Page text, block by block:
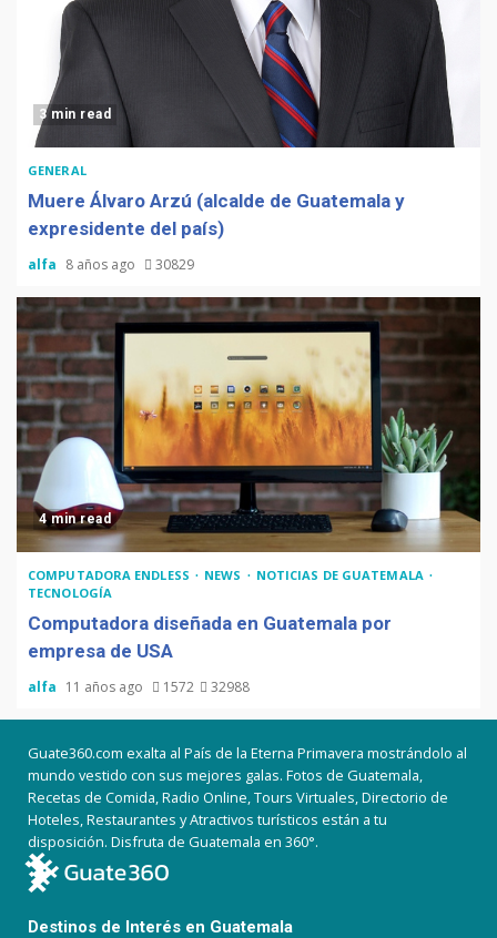
3 min read
GENERAL
Muere Álvaro Arzú (alcalde de Guatemala y
expresidente del país)
alfa 8 años ago 30829
4 min read
COMPUTADORA ENDLESS NEWS
NOTICIAS DE GUATEMALA
TECNOLOGÍA
Computadora diseñada en Guatemala por
empresa de USA
alfa 11 años ago 1572 32988
Guate360.com exalta al País de la Eterna Primavera mostrándolo al
mundo vestido con sus mejores galas. Fotos de Guatemala,
Recetas de Comida, Radio Online, Tours Virtuales, Directorio de
Hoteles, Restaurantes y Atractivos turísticos están a tu
disposición. Disfruta de Guatemala en 360°.
Destinos de Interés en Guatemala